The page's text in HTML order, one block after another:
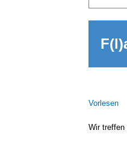
Vor­le­sen
Wir tref­fen